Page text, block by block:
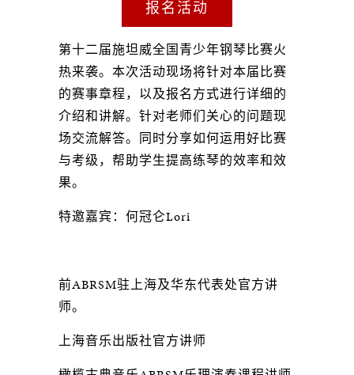
报名活动
第十二届施坦威全国青少年钢琴比赛火
热来袭。本次活动现场将针对本届比赛
的赛事章程，以及报名方式进行详细的
介绍和讲解。针对老师们关心的问题现
场交流解答。同时分享如何运用好比赛
与考级，帮助学生提高练琴的效率和效
果。
特邀嘉宾：何冠仑Lori
前ABRSM驻上海及华东代表处官方讲
师。
上海音乐出版社官方讲师